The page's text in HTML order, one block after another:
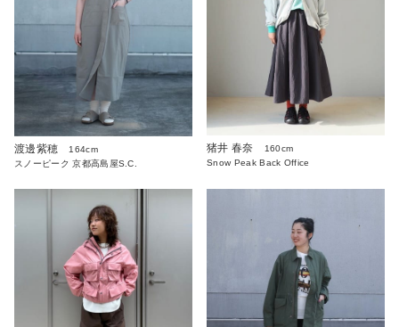
渡邊紫穂
164cm
スノーピーク 京都高島屋S.C.
猪井 春奈
160cm
Snow Peak Back Office